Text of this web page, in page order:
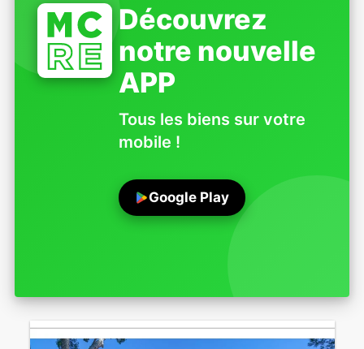
Découvrez
notre nouvelle
APP
Tous les biens sur votre
mobile !
Google Play